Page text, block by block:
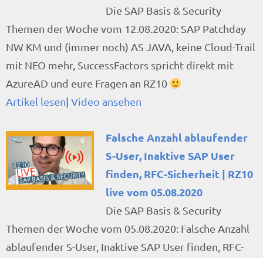
Die SAP Basis & Security
Themen der Woche vom 12.08.2020: SAP Patchday
NW KM und (immer noch) AS JAVA, keine Cloud-Trail
mit NEO mehr, SuccessFactors spricht direkt mit
AzureAD und eure Fragen an RZ10
Artikel lesen| Video ansehen
Falsche Anzahl ablaufender
S-User, Inaktive SAP User
finden, RFC-Sicherheit | RZ10
live vom 05.08.2020
Die SAP Basis & Security
Themen der Woche vom 05.08.2020: Falsche Anzahl
ablaufender S-User, Inaktive SAP User finden, RFC-